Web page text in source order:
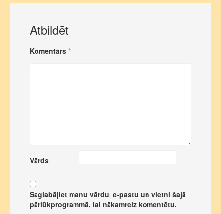
Atbildēt
Komentārs *
Vārds
Saglabājiet manu vārdu, e-pastu un vietni šajā
pārlūkprogrammā, lai nākamreiz komentētu.